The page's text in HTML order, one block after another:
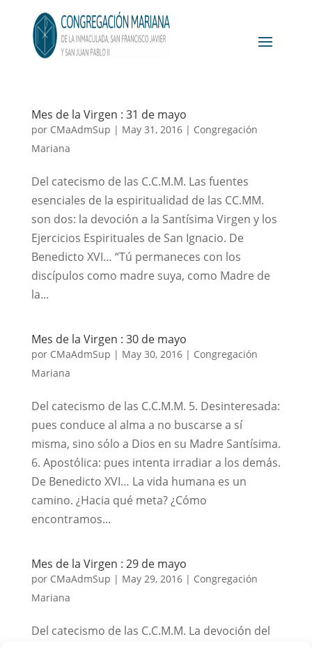
Mes de la Virgen : 31 de mayo
por CMaAdmSup | May 31, 2016| Congregación
Mariana
Del catecismo de las C.C.M.M. Las fuentes
esenciales de la espiritualidad de las CC.MM.
son dos: la devoción a la Santísima Virgen y los
Ejercicios Espirituales de San Ignacio. De
Benedicto XVI… “Tú permaneces con los
discípulos como madre suya, como Madre de
la...
Mes de la Virgen : 30 de mayo
por CMaAdmSup | May 30, 2016| Congregación
Mariana
Del catecismo de las C.C.M.M. 5. Desinteresada:
pues conduce al alma a no buscarse a sí
misma, sino sólo a Dios en su Madre Santísima.
6. Apostólica: pues intenta irradiar a los demás.
De Benedicto XVI… La vida humana es un
camino. ¿Hacia qué meta? ¿Cómo
encontramos...
Mes de la Virgen : 29 de mayo
por CMaAdmSup | May 29, 2016| Congregación
Mariana
Del catecismo de las C.C.M.M. La devoción del